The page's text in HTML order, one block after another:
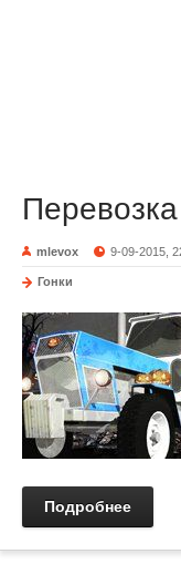
mlevox 9-09-2015,
Гонки
Подробнее